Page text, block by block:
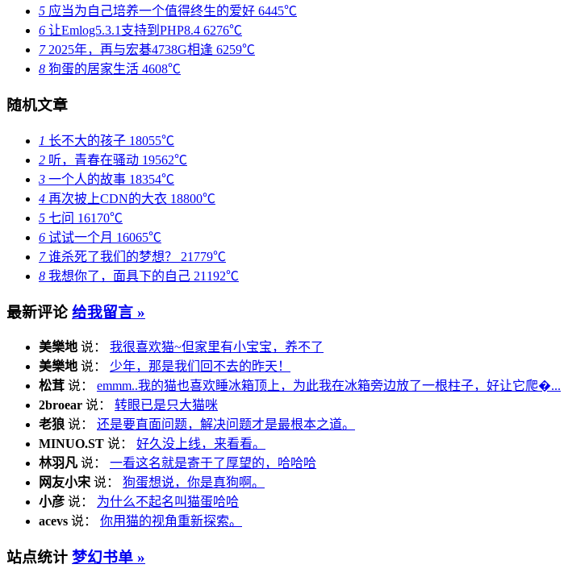
5 应当为自己培养一个值得终生的爱好 6445℃
6 让Emlog5.3.1支持到PHP8.4 6276℃
72025年，再与宏碁4738G相逢 6259℃
8 狗蛋的居家生活 4608℃
随机文章
1 长不大的孩子 18055℃
2 听，青春在骚动 19562℃
3 一个人的故事 18354℃
4 再次披上CDN的大衣 18800℃
5 七问 16170℃
6 试试一个月 16065℃
7谁杀死了我们的梦想？ 21779℃
8 我想你了，面具下的自己 21192℃
最新评论 给我留言 »
美樂地 说： 我很喜欢猫~但家里有小宝宝，养不了
美樂地 说： 少年，那是我们回不去的昨天！
松茸 说： emmm..我的猫也喜欢睡冰箱顶上，为此我在冰箱旁边放了一根柱子，好让它爬�...
2broear 说： 转眼已是只大猫咪
老狼 说： 还是要直面问题，解决问题才是最根本之道。
MINUO.ST 说： 好久没上线，来看看。
林羽凡 说： 一看这名就是寄于了厚望的，哈哈哈
网友小宋 说： 狗蛋想说，你是真狗啊。
小彦 说： 为什么不起名叫猫蛋哈哈
acevs 说： 你用猫的视角重新探索。
站点统计 梦幻书单 »